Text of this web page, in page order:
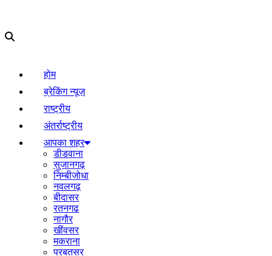
होम
ब्रेकिंग न्यूज़
राष्ट्रीय
अंतर्राष्ट्रीय
आपका शहर
डीडवाना
सुजानगढ़
निम्बीजोधा
नवलगढ़
बीदासर
रतनगढ
नागौर
खींवसर
मकराना
परबतसर